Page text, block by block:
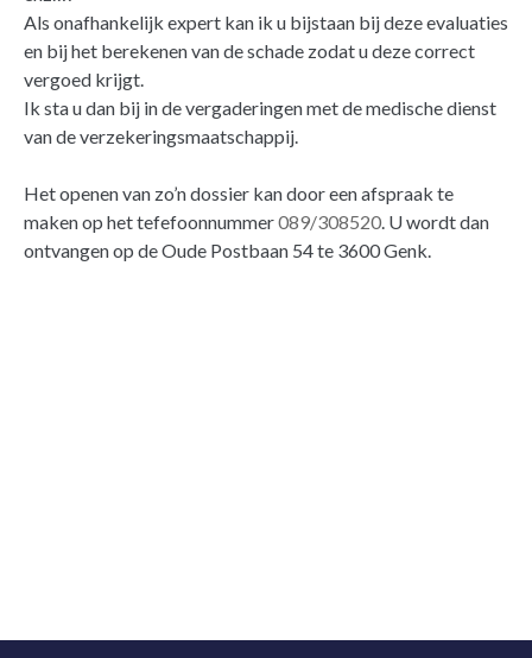
Als onafhankelijk expert kan ik u bijstaan bij deze evaluaties
en bij het berekenen van de schade zodat u deze correct
vergoed krijgt.
Ik sta u dan bij in de vergaderingen met de medische dienst
van de verzekeringsmaatschappij.
Het openen van zo’n dossier kan door een afspraak te
maken op het tefefoonnummer089/308520. U wordt dan
ontvangen op de Oude Postbaan 54 te 3600 Genk.